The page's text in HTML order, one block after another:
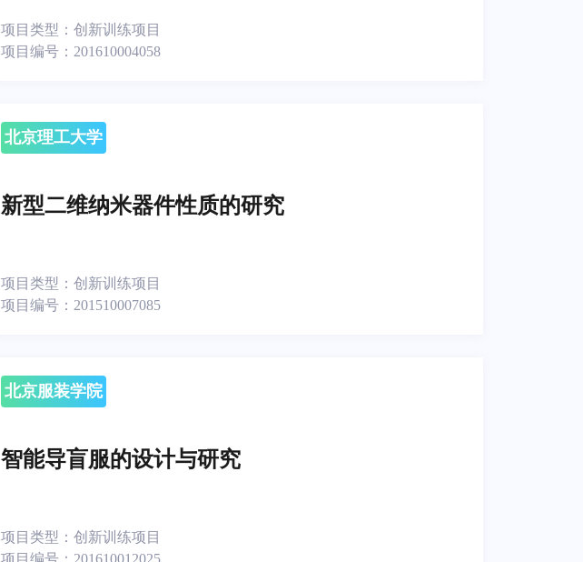
项目类型：创新训练项目
项目编号： 201610004058
北京理工大学
新型二维纳米器件性质的研究
项目类型：创新训练项目
项目编号： 201510007085
北京服装学院
智能导盲服的设计与研究
项目类型：创新训练项目
项目编号： 201610012025